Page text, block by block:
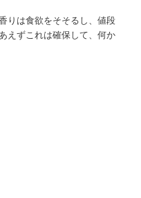
りは食欲をそそるし、値段
えずこれは確保して、何か